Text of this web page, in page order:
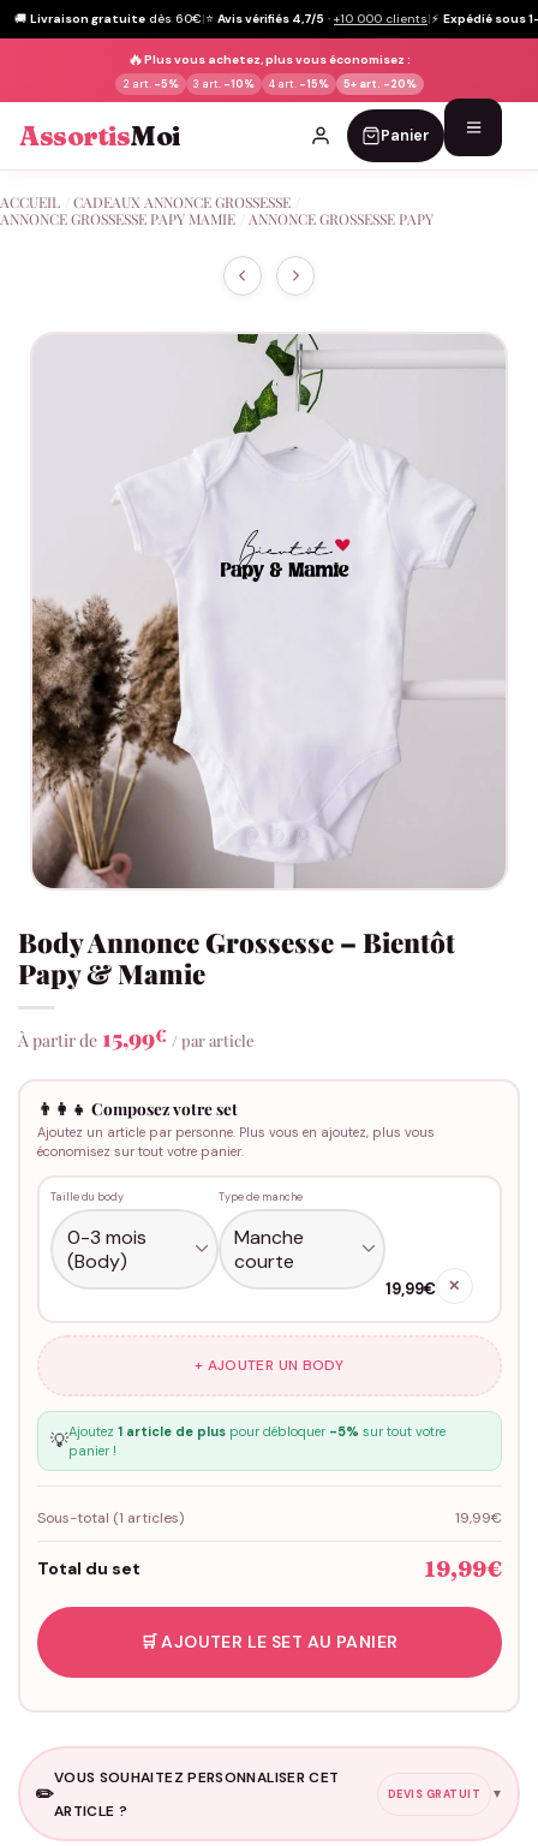
🚚 Livraison gratuite dès 60€|⭐ Avis vérifiés 4,7/5 · +10 000 clients|⚡ Expédié sous
🔥Plus vous achetez, plus vous économisez :
2 art. -5% 3 art. -10% 4 art. -15% 5+ art. -20%
AssortisMoi Panier
au
ACCUEIL CADEAUX ANNONCE GROSSESSE
ANNONCE GROSSESSE PAPY MAMIE
ANNONCE GROSSESSE PAPY
Body Annonce Grossesse – Bientôt
Papy & Mamie
À partir de 15,99€ / par article
👨‍👩‍👧 Composez votre set
Ajoutez un article par personne. Plus vous en ajoutez, plus vous
économisez sur tout votre panier.
Taille du body Type de manche
19,99€ ✕
+ AJOUTER UN BODY
💡Ajoutez 1 article de pluspour débloquer -5% sur tout votre
panier !
Sous-total (1 articles) 19,99€
Total du set 19,99€
🛒 AJOUTER LE SET AU PANIER
✏️
VOUS SOUHAITEZ PERSONNALISER CET
ARTICLE ?
DEVIS GRATUIT ▼